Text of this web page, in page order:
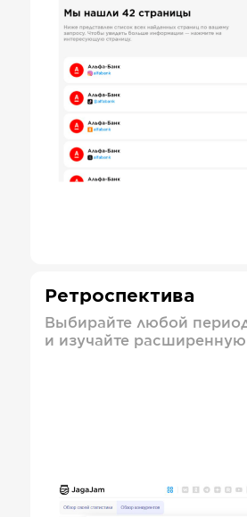
Ретроспектива
Выбирайте любой
и изучайте расширенную